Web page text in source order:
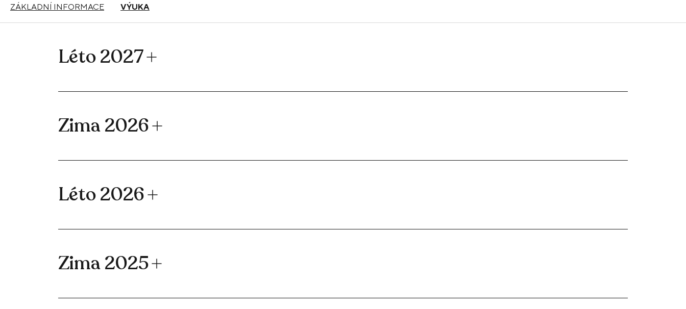
ZÁKLADNÍ INFORMACE VÝUKA
Léto 2027
Zima 2026
Léto 2026
Zima 2025